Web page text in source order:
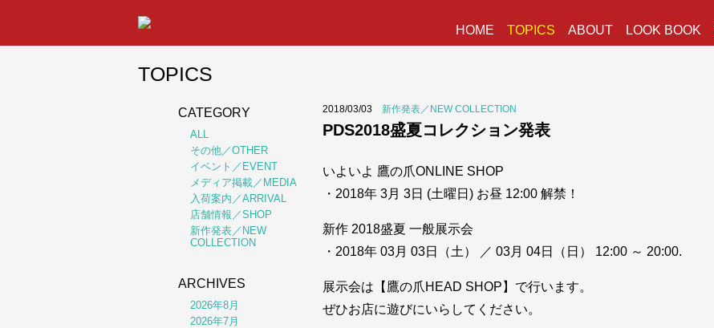
HOME TOPICS ABOUT LOOK BOOK
TOPICS
2018/03/03 新作発表／NEW COLLECTION
PDS2018盛夏コレクション発表
いよいよ 鷹の爪ONLINE SHOP
・2018年 3月 3日 (土曜日) お昼 12:00 解禁！
新作 2018盛夏 一般展示会
・2018年 03月 03日（土） ／ 03月 04日（日） 12:00 ～ 20:00.
展示会は【鷹の爪HEAD SHOP】で行います。
ぜひお店に遊びにいらしてください。
CATEGORY
ALL
その他／OTHER
イベント／EVENT
メディア掲載／MEDIA
入荷案内／ARRIVAL
店舗情報／SHOP
新作発表／NEW
COLLECTION
ARCHIVES
2026年8月
2026年7月